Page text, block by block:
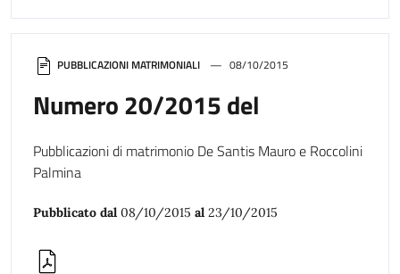
PUBBLICAZIONI MATRIMONIALI 08/10/2015
Numero 20/2015 del
Pubblicazioni di matrimonio De Santis Mauro e Roccolini
Palmina
Pubblicato dal 08/10/2015 al 23/10/2015